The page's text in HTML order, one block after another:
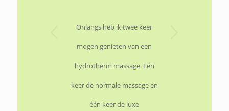
Onlangs heb ik twee keer
mogen genieten van een
hydrotherm massage. Eén
keer de normale massage en
één keer de luxe
Volgende